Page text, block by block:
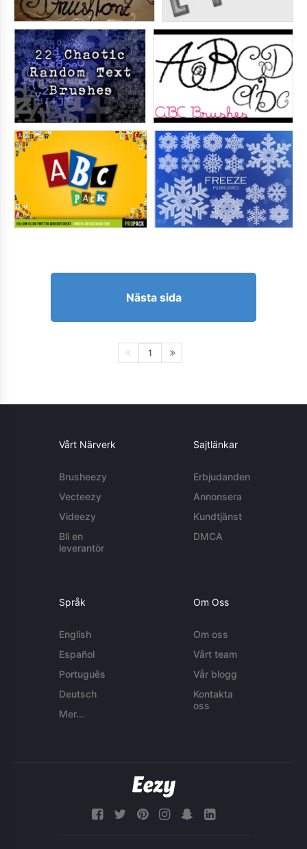
Nästa sida
1
Vårt Närverk
Brusheezy
Vecteezy
Videezy
Bli en
leverantör
Sajtlänkar
Erbjudanden
Annonsera
Kundtjänst
DMCA
Språk
English
Español
Português
Deutsch
Mer...
Om Oss
Om oss
Vårt team
Vår blogg
Kontakta
oss